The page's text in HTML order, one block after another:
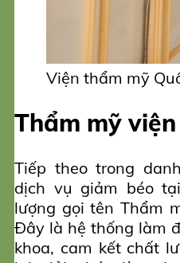
Viện thẩm mỹ
Thẩm mỹ
Tiếp theo trong
dịch vụ giảm béo
lượng gọi tên Thẩm
Đây là hệ thống làm
khoa, cam kết chất